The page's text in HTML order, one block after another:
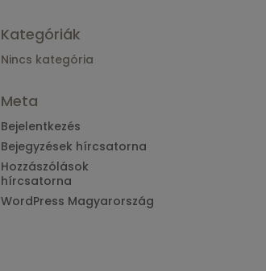
Kategóriák
Nincs kategória
Meta
Bejelentkezés
Bejegyzések hírcsatorna
Hozzászólások
hírcsatorna
WordPress Magyarország